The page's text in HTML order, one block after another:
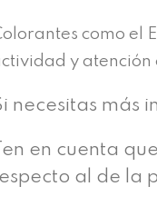
como el
y atención
necesitas más
Ten en cuenta
al de la